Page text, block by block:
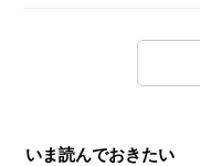
いま読んでおきたい